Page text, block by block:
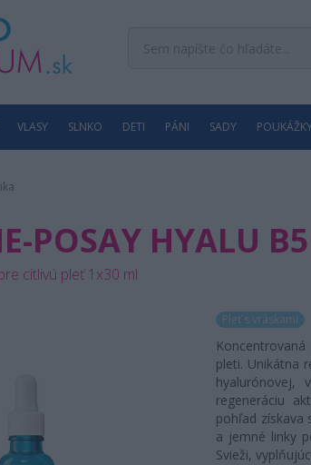
VLASY SLNKO DETI PÁNI SADY
POSAY HYALU
citlivú pleť 1x30 ml
Pleť s vráskami
pleti. Unikátna
hyalurónovej,
regeneráciu
pohľad získava
a jemné linky
Svieži,